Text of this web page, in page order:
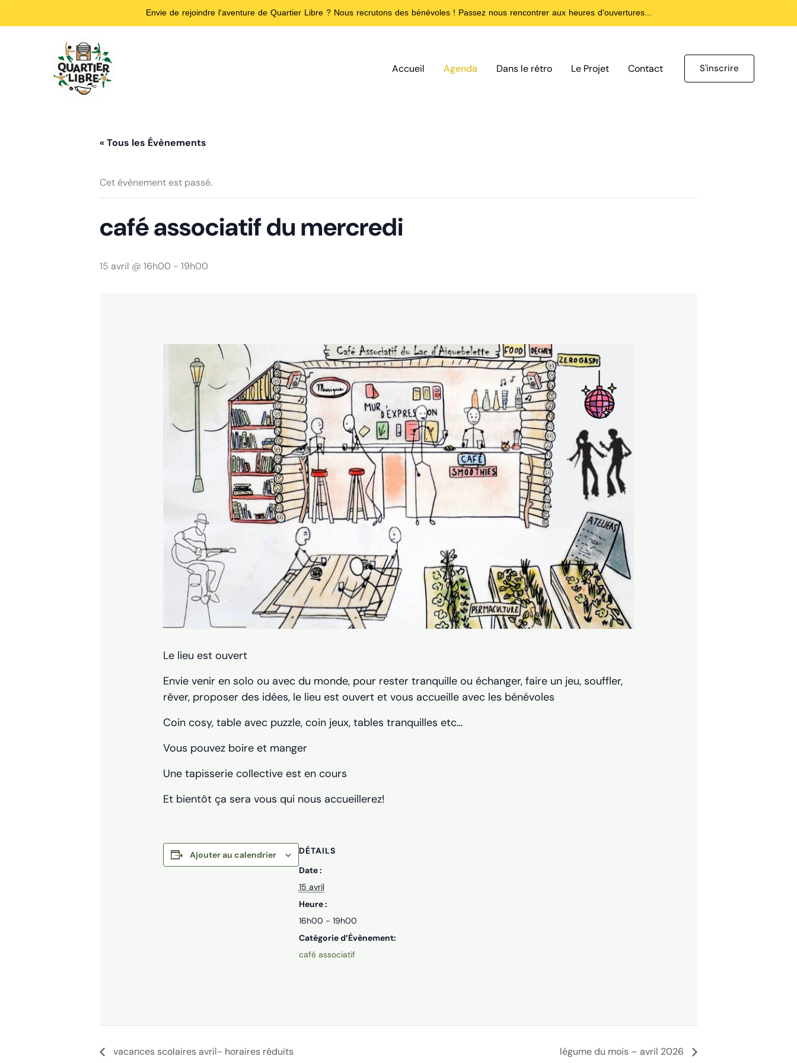
Envie de rejoindre l'aventure de Quartier Libre ? Nous recrutons des bénévoles ! Passez nous rencontrer aux heures d'ouvertures...
Accueil Agenda Dans le rétro Le Projet Contact S'inscrire
« Tous les Évènements
Cet évènement est passé.
café associatif du mercredi
15 avril @ 16h00 - 19h00
Le lieu est ouvert
Envie venir en solo ou avec du monde, pour rester tranquille ou échanger, faire un jeu, souffler,
rêver, proposer des idées, le lieu est ouvert et vous accueille avec les bénévoles
Coin cosy, table avec puzzle, coin jeux, tables tranquilles etc…
Vous pouvez boire et manger
Une tapisserie collective est en cours
Et bientôt ça sera vous qui nous accueillerez!
Ajouter au calendrier
DÉTAILS
Date :
15 avril
Heure :
16h00 - 19h00
Catégorie d’Évènement:
café associatif
vacances scolaires avril- horaires réduits légume du mois – avril 2026